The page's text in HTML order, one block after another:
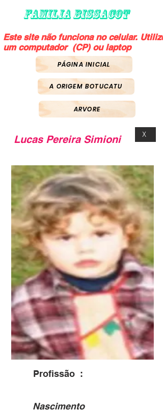
FAMILIA BISSACOT
Este site não funciona no celular. Utilize
um computador (CP) ou laptop
PÁGINA INICIAL
A ORIGEM BOTUCATU
ARVORE
Lucas Pereira Simioni X
Nascimento
Profissão :